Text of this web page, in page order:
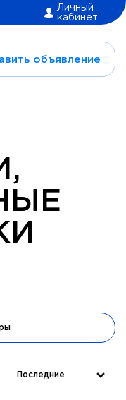
Личный
кабинет
объявление